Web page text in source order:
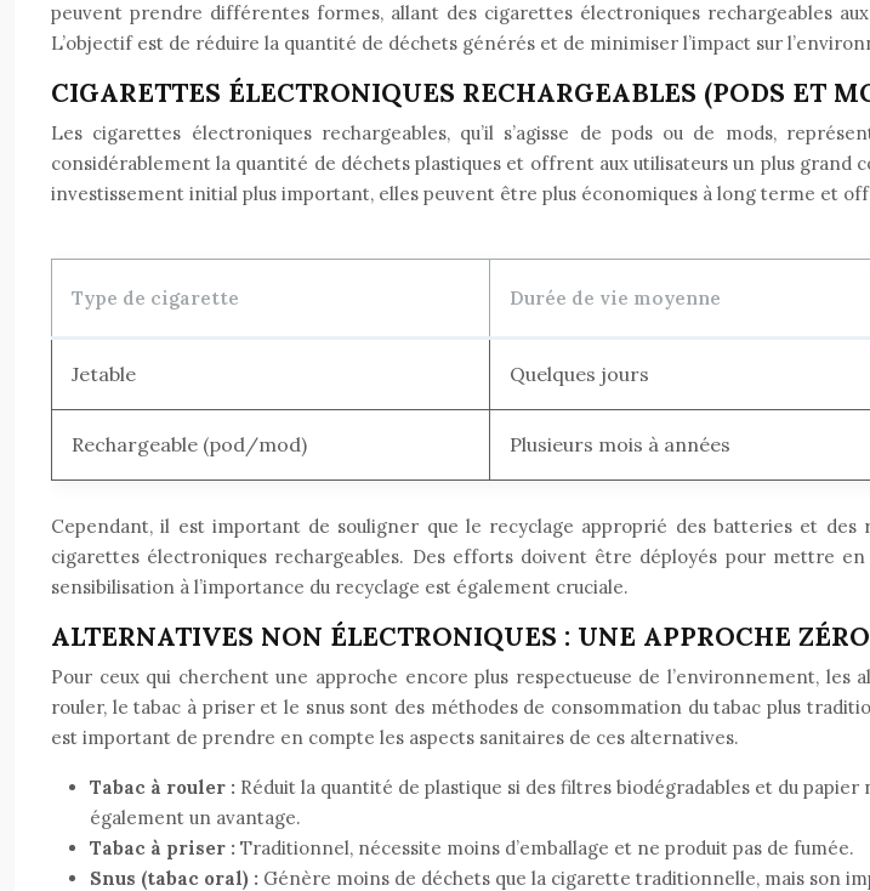
peuvent prendre différentes formes, allant des cigarettes électroniques rechargeables
L’objectif est de réduire la quantité de déchets générés et de minimiser l’impact sur
CIGARETTES ÉLECTRONIQUES RECHARGEABLES (PODS ET
Les cigarettes électroniques rechargeables, qu’il s’agisse de pods ou de mods,
considérablement la quantité de déchets plastiques et offrent aux utilisateurs un plus grand
investissement initial plus important, elles peuvent être plus économiques à long terme et
Type de cigarette Durée de vie moyenne
Jetable Quelques jours
Rechargeable (pod/mod) Plusieurs mois à années
Cependant, il est important de souligner que le recyclage approprié des batteries et des
cigarettes électroniques rechargeables. Des efforts doivent être déployés pour mettre
sensibilisation à l’importance du recyclage est également cruciale.
ALTERNATIVES NON ÉLECTRONIQUES : UNE APPROCHE
Pour ceux qui cherchent une approche encore plus respectueuse de l’environnement,
rouler, le tabac à priser et le snus sont des méthodes de consommation du tabac plus
est important de prendre en compte les aspects sanitaires de ces alternatives.
Tabac à rouler : Réduit la quantité de plastique si des filtres biodégradables et du
également un avantage.
Tabac à priser : Traditionnel, nécessite moins d’emballage et ne produit pas de fumée.
Snus (tabac oral) : Génère moins de déchets que la cigarette traditionnelle, mais son